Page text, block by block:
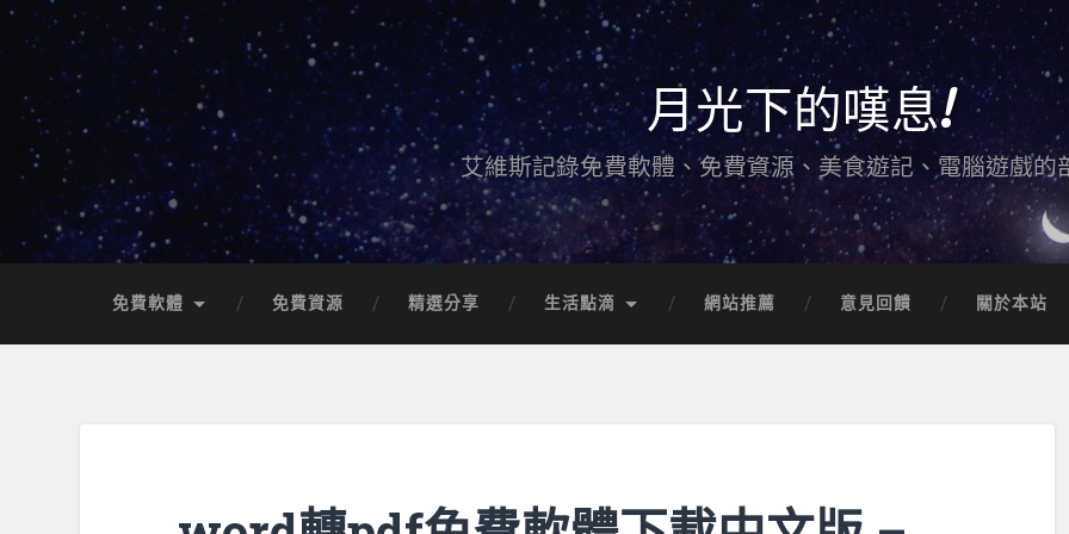
月光下的嘆息!
艾維斯記錄免費軟體、免費資源、美食遊記、電腦遊戲的
免費軟體 免費資源 精選分享 生活點滴 網站推薦 意見回饋 關於本站